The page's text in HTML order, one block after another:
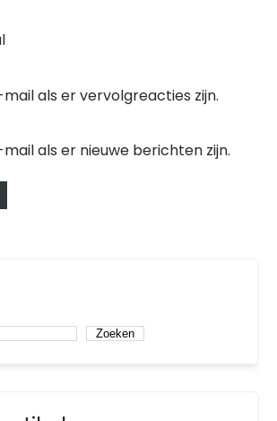
als er vervolgreacties zijn.
als er nieuwe berichten zijn.
Zoeken